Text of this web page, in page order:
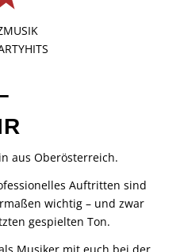
aus Oberösterreich.
Auftritten sind
wichtig – und zwar
gespielten Ton.